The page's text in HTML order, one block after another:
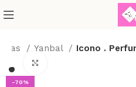
Yanbal Icono .
-70%